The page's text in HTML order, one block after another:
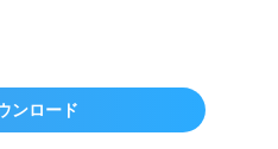
ンロード